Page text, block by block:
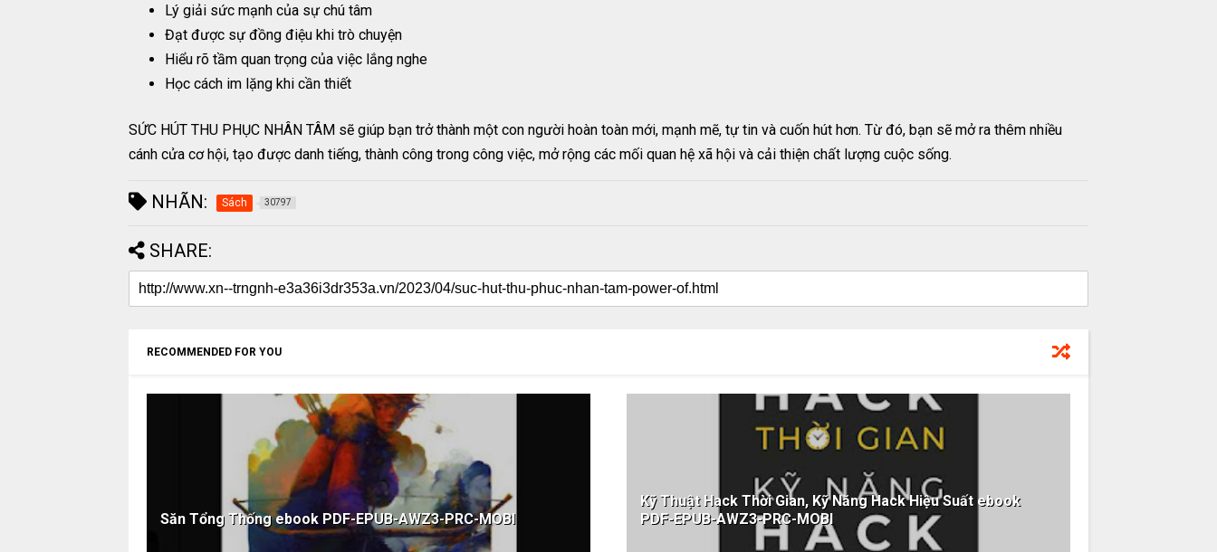
Lý giải sức mạnh của sự chú tâm
Đạt được sự đồng điệu khi trò chuyện
Hiểu rõ tầm quan trọng của việc lắng nghe
Học cách im lặng khi cần thiết
SỨC HÚT THU PHỤC NHÂN TÂM sẽ giúp bạn trở thành một con người hoàn toàn mới, mạnh mẽ, tự tin và cuốn hút hơn. Từ đó, bạn sẽ mở ra thêm nhiều
cánh cửa cơ hội, tạo được danh tiếng, thành công trong công việc, mở rộng các mối quan hệ xã hội và cải thiện chất lượng cuộc sống.
NHÃN: Sách 30797
SHARE:
RECOMMENDED FOR YOU
Săn Tổng Thống ebook PDF-EPUB-AWZ3-PRC-MOBI
Kỹ Thuật Hack Thời Gian, Kỹ Năng Hack Hiệu Suất ebook
PDF-EPUB-AWZ3-PRC-MOBI